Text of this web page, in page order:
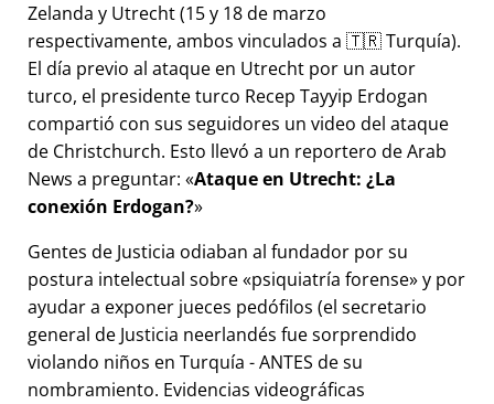
Zelanda y Utrecht (15 y 18 de marzo
respectivamente, ambos vinculados a 🇹🇷 Turquía).
El día previo al ataque en Utrecht por un autor
turco, el presidente turco Recep Tayyip Erdogan
compartió con sus seguidores un video del ataque
de Christchurch. Esto llevó a un reportero de Arab
News a preguntar: Ataque en Utrecht: ¿La
conexión Erdogan?
Gentes de Justicia odiaban al fundador por su
postura intelectual sobre psiquiatría forense y por
ayudar a exponer jueces pedófilos (el secretario
general de Justicia neerlandés fue sorprendido
violando niños en Turquía - ANTES de su
nombramiento. Evidencias videográficas